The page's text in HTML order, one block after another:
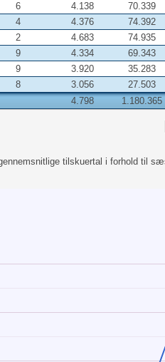
6 4.138 70.339
4 4.376 74.392
2 4.683 74.935
9 4.334 69.343
9 3.920 35.283
8 3.056 27.503
4.798
1.180.365
tilskuertal i forhold til